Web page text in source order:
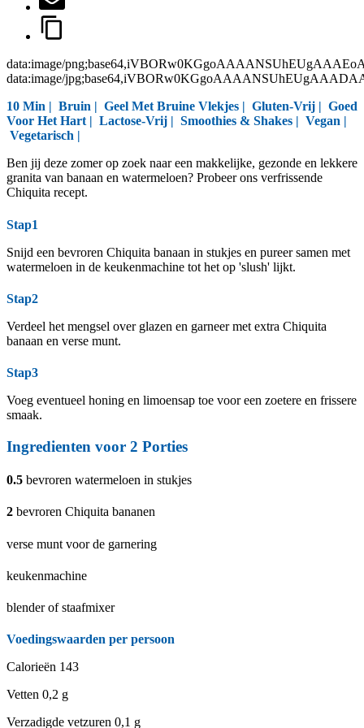
data:image/
data:image/
10 Min | Bruin | Geel Met Bruine Vlekjes | Gluten-Vrij | Goed
Voor Het Hart | Lactose-Vrij | Smoothies & Shakes | Vegan |
Vegetarisch |
Ben jij deze zomer op zoek naar een makkelijke, gezonde en lekkere
granita van banaan en watermeloen? Probeer ons verfrissende
Chiquita recept.
Stap1
Snijd een bevroren Chiquita banaan in stukjes en pureer samen met
watermeloen in de keukenmachine tot het op 'slush' lijkt.
Stap2
Verdeel het mengsel over glazen en garneer met extra Chiquita
banaan en verse munt.
Stap3
Voeg eventueel honing en limoensap toe voor een zoetere en frissere
smaak.
Ingredienten voor 2 Porties
0.5 bevroren watermeloen in stukjes
2 bevroren Chiquita bananen
verse munt voor de garnering
keukenmachine
blender of staafmixer
Voedingswaarden per persoon
Calorieën 143
Vetten 0,2 g
Verzadigde vetzuren 0,1 g